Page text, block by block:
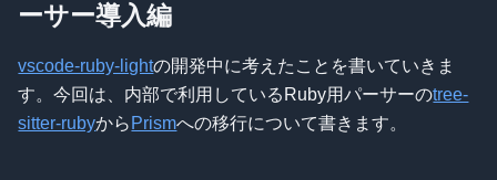
ーサー導入編
vscode-ruby-lightの開発中に考えたことを書いていきま
す。今回は、内部で利用しているRuby用パーサーのtree-
sitter-rubyからPrismへの移行について書きます。